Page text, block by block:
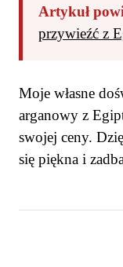
Artykuł
przywieźć z
Moje własne
arganowy z
swojej ceny.
się piękna i